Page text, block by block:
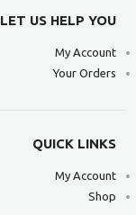
LET US HELP YOU
My Account
Your Orders
QUICK LINKS
My Account
Shop